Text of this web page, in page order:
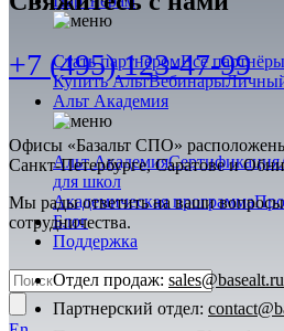
Стать партнёромВсе партнёры
Купить АльтВебинары
Альт Академия
Альт АкадемияСертификация
для школ
Академическая программа
Блог
Поддержка
+7 (495) 123-47-99
Офисы «Базальт СПО»
Санкт-Петербурге, Саратове и
Мы рады ответить на ваши вопросы
сотрудничества.
Отдел продаж: sales@basealt.ru
Партнерский отдел: